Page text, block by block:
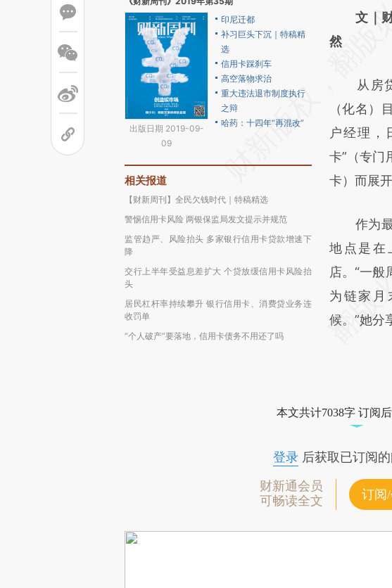
出版日期 2019-09-
09
印尼迁都
补习巨头下沉｜特稿精
选
信用卡踩刹车
高空落物求治
重大违法退市制度执行
之辩
哈药：十四年“再混改”
相关报道
【财新周刊】全民欠钱时代｜特稿精选
警惕信用卡风险 两银保监局发文提示并规范
监管趋严、风险抬头 多家银行信用卡贷款增速下
降
交行上半年受益息差扩大 个贷放缓信用卡风险抬
头
居民杠杆率持续攀升 银行信用卡、消费贷业务连
收罚单
“个人破产”要落地，信用卡债务不用还了吗
AI
[https://
而成，可
财新观点
比对和校
文｜
然
从房贷
（化名）
户经理，
卡”（专门
卡）而展开
作为最
地点是在
店。“一般
为链家月
候。”她分
本文共计7038字 订阅
登录后获取已订阅的
财新通会员
可畅读全文
订阅